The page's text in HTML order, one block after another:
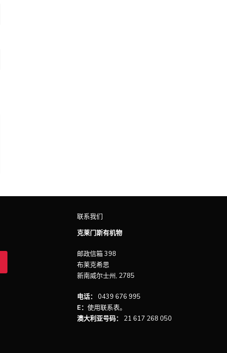
联系我们
克莱门斯有机物
邮政信箱 398
布莱克希思
新南威尔士州, 2785
电话：
0439 676 995
E： 使用联系表。
澳大利亚号码：
21 617 268 050